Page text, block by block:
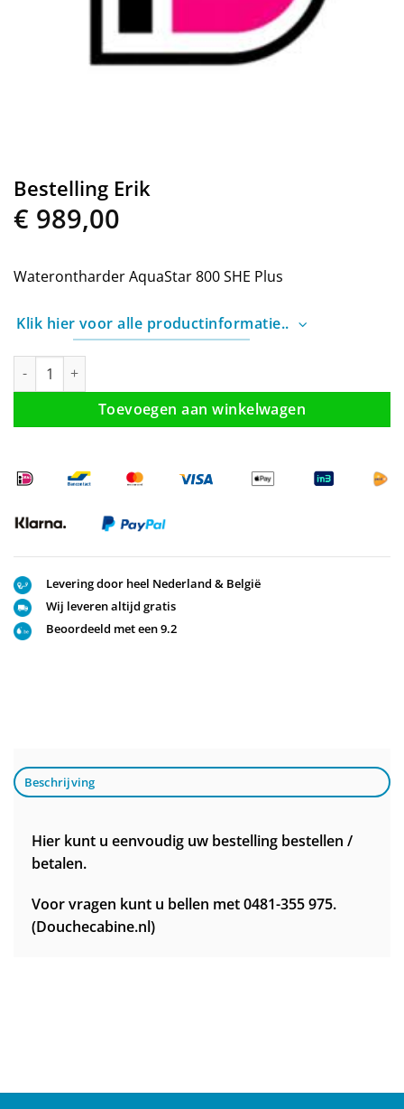
Bestelling Erik
€ 989,00
Waterontharder AquaStar 800 SHE Plus
Klik hier voor alle productinformatie..
Bestelling Erik aantal
Toevoegen aan winkelwagen
Levering door heel Nederland & België
Wij leveren altijd gratis
Beoordeeld met een 9.2
Beschrijving
Hier kunt u eenvoudig uw bestelling bestellen /
betalen.
Voor vragen kunt u bellen met 0481-355 975.
(Douchecabine.nl)